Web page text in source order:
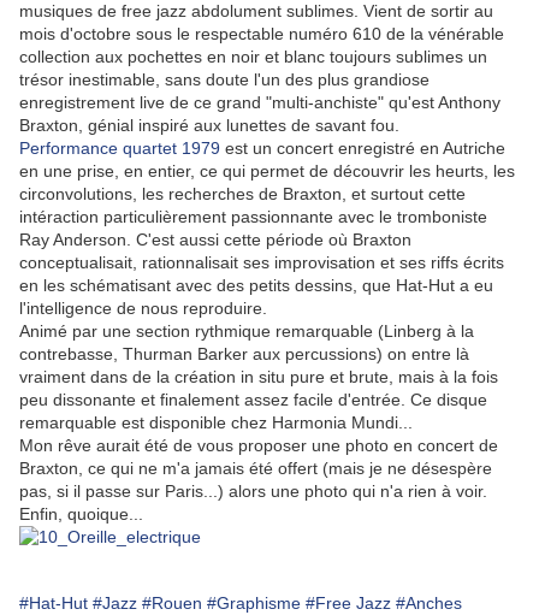
musiques de free jazz abdolument sublimes. Vient de sortir au
mois d'octobre sous le respectable numéro 610 de la vénérable
collection aux pochettes en noir et blanc toujours sublimes un
trésor inestimable, sans doute l'un des plus grandiose
enregistrement live de ce grand "multi-anchiste" qu'est Anthony
Braxton, génial inspiré aux lunettes de savant fou.
Performance quartet 1979 est un concert enregistré en Autriche
en une prise, en entier, ce qui permet de découvrir les heurts, les
circonvolutions, les recherches de Braxton, et surtout cette
intéraction particulièrement passionnante avec le tromboniste
Ray Anderson. C'est aussi cette période où Braxton
conceptualisait, rationnalisait ses improvisation et ses riffs écrits
en les schématisant avec des petits dessins, que Hat-Hut a eu
l'intelligence de nous reproduire.
Animé par une section rythmique remarquable (Linberg à la
contrebasse, Thurman Barker aux percussions) on entre là
vraiment dans de la création in situ pure et brute, mais à la fois
peu dissonante et finalement assez facile d'entrée. Ce disque
remarquable est disponible chez Harmonia Mundi...
Mon rêve aurait été de vous proposer une photo en concert de
Braxton, ce qui ne m'a jamais été offert (mais je ne désespère
pas, si il passe sur Paris...) alors une photo qui n'a rien à voir.
Enfin, quoique...
#Hat-Hut #Jazz #Rouen #Graphisme #Free Jazz #Anches